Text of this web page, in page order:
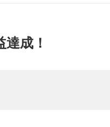
成！